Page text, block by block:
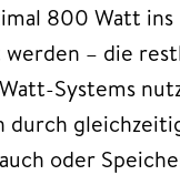
800 Watt ins
werden – die
Systems
durch
oder